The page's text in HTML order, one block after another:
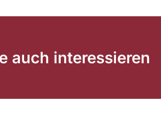
auch interessieren